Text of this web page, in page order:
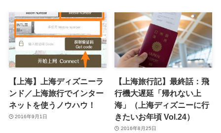
【上海】上海ディズニーラ
ンド／上海旅行でインター
ネットを使うノウハウ！
2016年9月1日
【上海旅行記】最終話：飛
行機大遅延「帰れない上
海」（上海ディズニーに行
きたいお年頃 Vol.24）
2016年8月25日